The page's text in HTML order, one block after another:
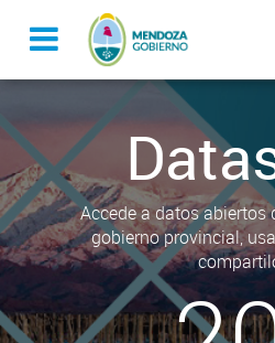
Accede a datos abiertos
gobierno provincial,